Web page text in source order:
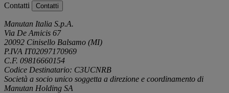
Contatti Contatti
Manutan Italia S.p.A.
Via De Amicis 67
20092 Cinisello Balsamo (MI)
P.IVA IT02097170969
C.F. 09816660154
Codice Destinatario: C3UCNRB
Società a socio unico soggetta a direzione e coordinamento di
Manutan Holding SA